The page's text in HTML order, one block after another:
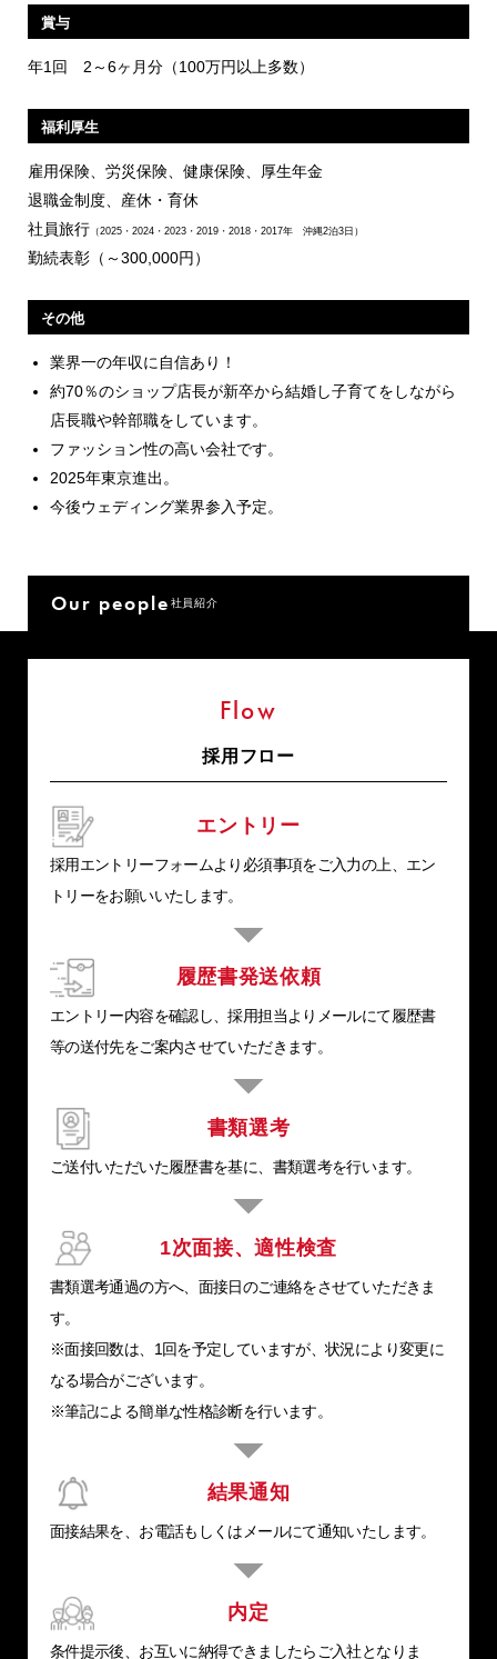
賞与
年1回 2～6ヶ月分（100万円以上多数）
福利厚生
雇用保険、労災保険、健康保険、厚生年金
退職金制度、産休・育休
社員旅行 （2025・2024・2023・2019・2018・2017年 沖縄2泊3日）
勤続表彰（～300,000円）
その他
業界一の年収に自信あり！
約70％のショップ店長が新卒から結婚し子育てをしながら
店長職や幹部職をしています。
ファッション性の高い会社です。
2025年東京進出。
今後ウェディング業界参入予定。
Our people 社員紹介
Flow
採用フロー
エントリー
採用エントリーフォームより必須事項をご入力の上、エン
トリーをお願いいたします。
履歴書発送依頼
エントリー内容を確認し、採用担当よりメールにて履歴書
等の送付先をご案内させていただきます。
書類選考
ご送付いただいた履歴書を基に、書類選考を行います。
1次面接、適性検査
書類選考通過の方へ、面接日のご連絡をさせていただきま
す。
※面接回数は、1回を予定していますが、状況により変更に
なる場合がございます。
※筆記による簡単な性格診断を行います。
結果通知
面接結果を、お電話もしくはメールにて通知いたします。
内定
条件提示後、お互いに納得できましたらご入社となりま